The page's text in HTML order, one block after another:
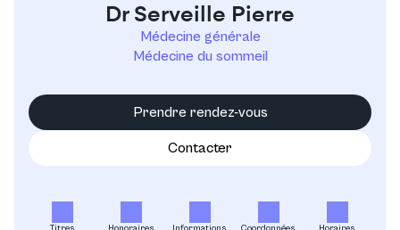
Dr Serveille Pierre
Médecine générale
Médecine du sommeil
Prendre rendez-vous
Contacter